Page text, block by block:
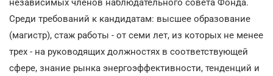
независимых членов наблюдательного совета Фонда.
Среди требований к кандидатам: высшее образование
(магистр), стаж работы - от семи лет, из которых не менее
трех - на руководящих должностях в соответствующей
сфере, знание рынка энергоэффективности, тенденций и